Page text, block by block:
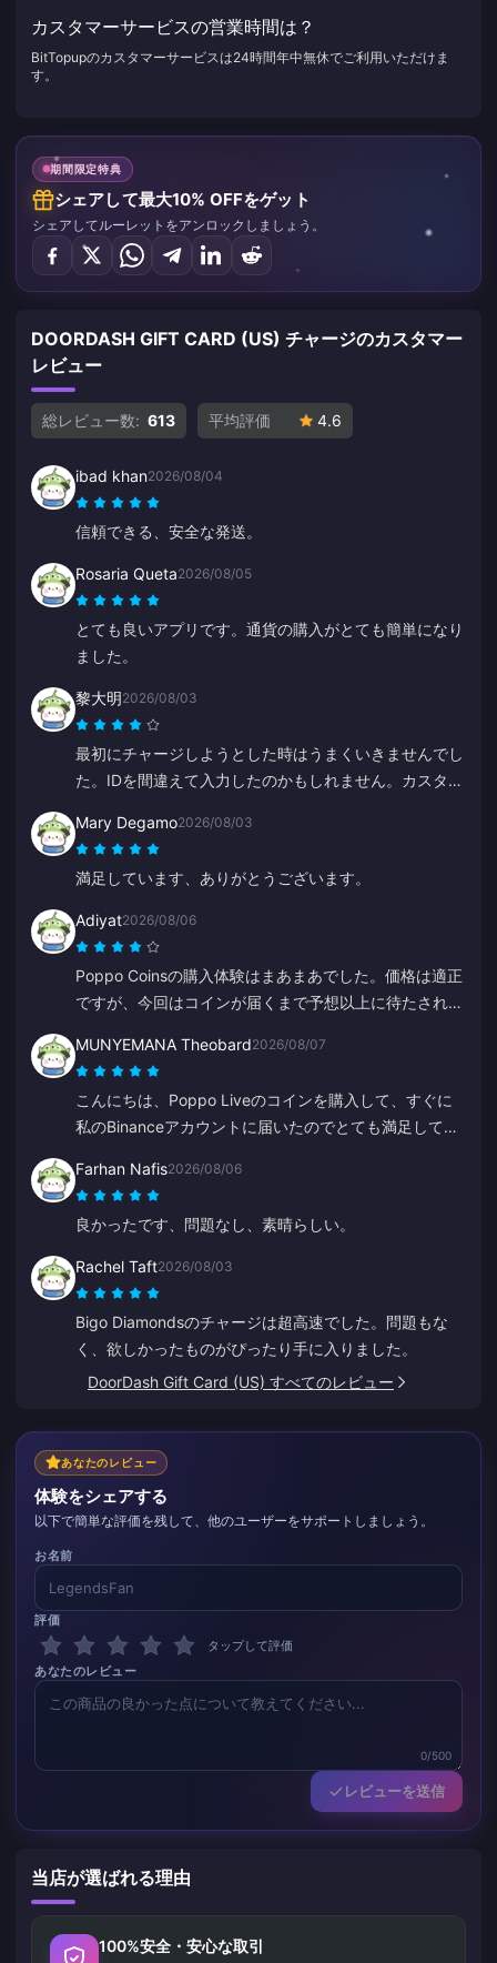
カスタマーサービスの営業時間は？
BitTopupのカスタマーサービスは24時間年中無休でご利用いただけま
す。
期間限定特典
シェアして最大10% OFFをゲット
シェアしてルーレットをアンロックしましょう。
DOORDASH GIFT CARD (US) チャージのカスタマー
レビュー
総レビュー数: 613 平均評価 4.6
ibad khan2026/08/04
信頼できる、安全な発送。
Rosaria Queta2026/08/05
とても良いアプリです。通貨の購入がとても簡単になり
ました。
黎大明2026/08/03
最初にチャージしようとした時はうまくいきませんでし
た。IDを間違えて入力したのかもしれません。カスタマ
は問題なく成功しました。これからもこのサイトを使い
続けます。
Mary Degamo2026/08/03
満足しています、ありがとうございます。
Adiyat2026/08/06
Poppo Coinsの購入体験はまあまあでした。価格は適正
ですが、今回はコインが届くまで予想以上に待たされま
ん。
MUNYEMANA Theobard2026/08/07
こんにちは、Poppo Liveのコインを購入して、すぐに
私のBinanceアカウントに届いたのでとても満足してい
ありがとうございました、これからも頑張ってくださ
い。
Farhan Nafis2026/08/06
良かったです、問題なし、素晴らしい。
Rachel Taft2026/08/03
Bigo Diamondsのチャージは超高速でした。問題もな
く、欲しかったものがぴったり手に入りました。
DoorDash Gift Card (US) すべてのレビュー
あなたのレビュー
体験をシェアする
以下で簡単な評価を残して、他のユーザーをサポートしましょう。
お名前
評価
タップして評価
あなたのレビュー
0/500
レビューを送信
当店が選ばれる理由
100%安全・安心な取引